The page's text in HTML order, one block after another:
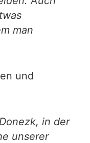
man
und
in der
unserer